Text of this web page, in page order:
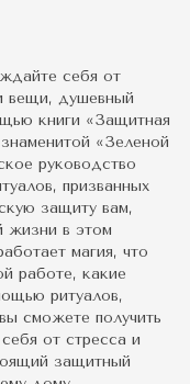
себя от
вещи, душевный
книги «Защитная
«Зеленой
руководство
призванных
защиту вам,
жизни в этом
магия, что
работе, какие
ритуалов,
сможете получить
от стресса и
защитный